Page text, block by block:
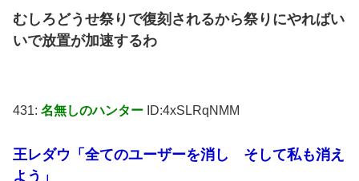
むしろどうせ祭りで復刻されるから祭りにやればい
いで放置が加速するわ
431: 名無しのハンター ID:4xSLRqNMM
王レダウ「全てのユーザーを消し そして私も消え
よう」